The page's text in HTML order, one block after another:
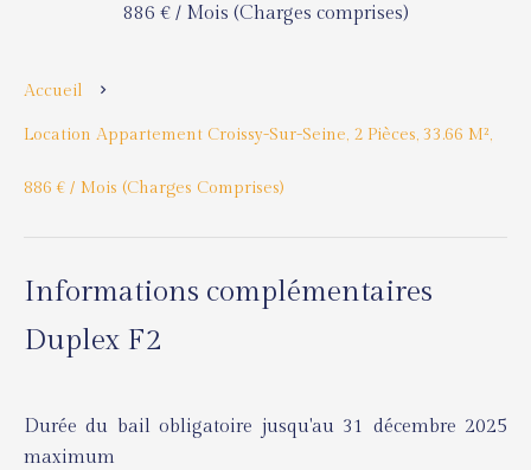
886 € / Mois (Charges comprises)
Accueil
Location Appartement Croissy-Sur-Seine, 2 Pièces, 33.66 M²,
886 € / Mois (Charges Comprises)
Informations complémentaires
Duplex F2
Durée du bail obligatoire jusqu'au 31 décembre 2025
maximum